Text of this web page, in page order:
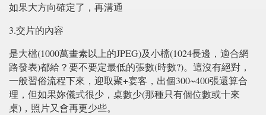
如果大方向確定了，再溝通
3.交片的內容
是大檔(1000萬畫素以上的JPEG)及小檔(1024長邊，適合網
路發表)都給？要不要定最低的張數(時數?)。這沒有絕對，
一般習俗流程下來，迎取聚+宴客，出個300~400張還算合
理，但如果妳儀式很少，桌數少(那種只有個位數或十來
桌)，照片又會再更少些。